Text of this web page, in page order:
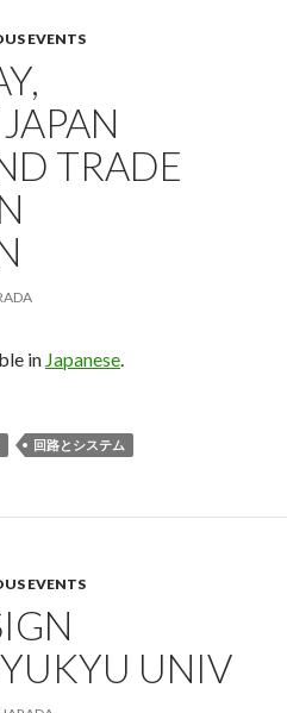
EVENTS
TRADE
in Japanese.
回路とシステム
EVENTS
UNIV